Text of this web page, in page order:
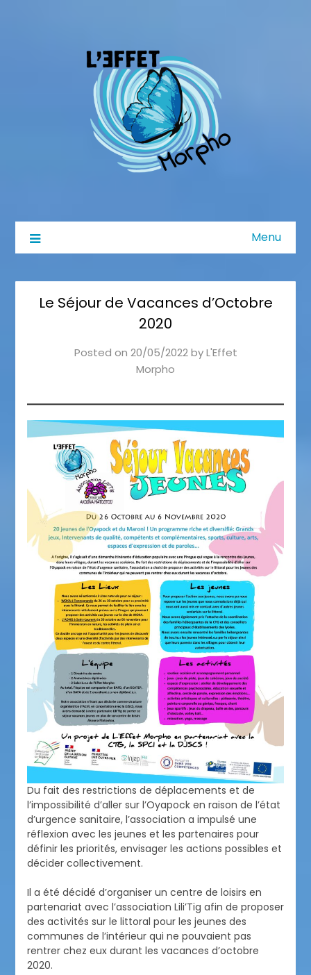
Menu
Le Séjour de Vacances d’Octobre
2020
Posted on 20/05/2022byL'Effet
Morpho
Du fait des restrictions de déplacements et de
l’impossibilité d’aller sur l’Oyapock en raison de l’état
d’urgence sanitaire, l’association a impulsé une
réflexion avec les jeunes et les partenaires pour
définir les priorités, envisager les actions possibles et
décider collectivement.
Il a été décidé d’organiser un centre de loisirs en
partenariat avec l’association Lili’Tig afin de proposer
des activités sur le littoral pour les jeunes des
communes de l’intérieur qui ne pouvaient pas
rentrer chez eux durant les vacances d’octobre
2020.